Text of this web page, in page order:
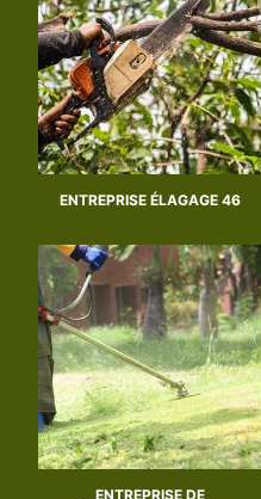
ENTREPRISE ÉLAGAGE 46
ENTREPRISE DE